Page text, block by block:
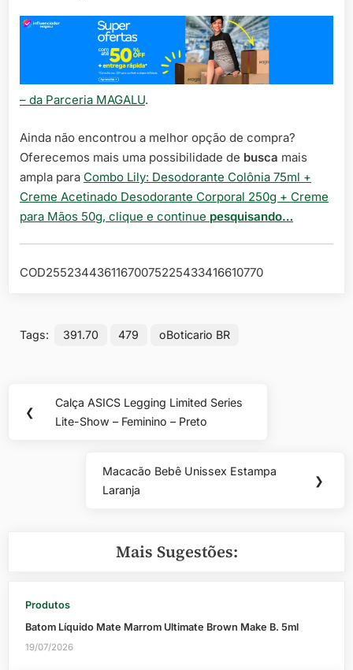
– da Parceria MAGALU.
Ainda não encontrou a melhor opção de compra?
Oferecemos mais uma possibilidade de busca mais
ampla para Combo Lily: Desodorante Colônia 75ml +
Creme Acetinado Desodorante Corporal 250g + Creme
para Mãos 50g, clique e continue pesquisando…
COD25523443611670075225433416610770
Tags: 391.70 479 oBoticario BR
Navegação
de
❮
Previous
Post:
Calça ASICS Legging Limited Series
Lite-Show – Feminino – Preto
Next
Post:
Macacão Bebê Unissex Estampa
Laranja
❯
Mais Sugestões:
Produtos
Batom Líquido Mate Marrom Ultimate Brown Make B. 5ml
19/07/2026